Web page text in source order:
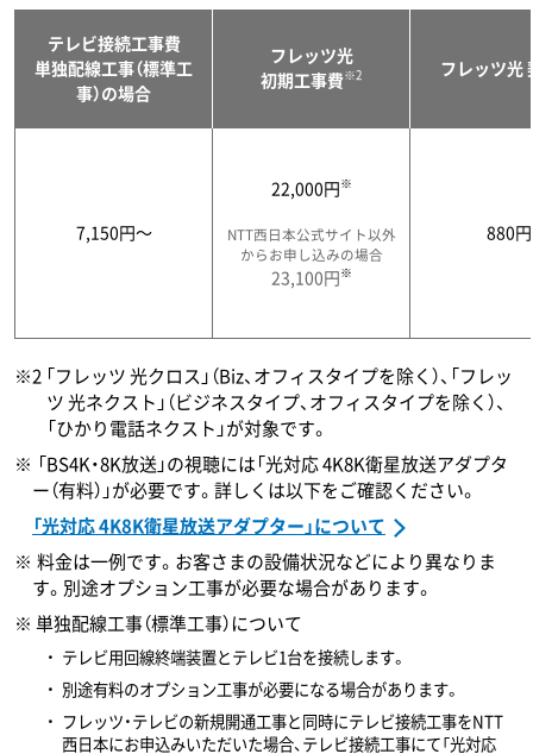
テレビ接続工事費
単独配線工事（標準工
事）の場合
フレッツ光
初期工事費※2 フレッツ光
7,150円〜
22,000円※
NTT西日本公式サイト以外
からお申し込みの場合
23,100円※
880円
※2 「フレッツ 光クロス」（Biz、オフィスタイプを除く）、「フレッ
ツ 光ネクスト」（ビジネスタイプ、オフィスタイプを除く）、
「ひかり電話ネクスト」が対象です。
「BS4K・8K放送」の視聴には「光対応 4K8K衛星放送アダプタ
ー（有料）」が必要です。詳しくは以下をご確認ください。
「光対応 4K8K衛星放送アダプター」について
料金は一例です。お客さまの設備状況などにより異なりま
す。別途オプション工事が必要な場合があります。
※ 単独配線工事（標準工事）について
テレビ用回線終端装置とテレビ1台を接続します。
別途有料のオプション工事が必要になる場合があります。
フレッツ・テレビの新規開通工事と同時にテレビ接続工事をNTT
西日本にお申込みいただいた場合、テレビ接続工事にて「光対応